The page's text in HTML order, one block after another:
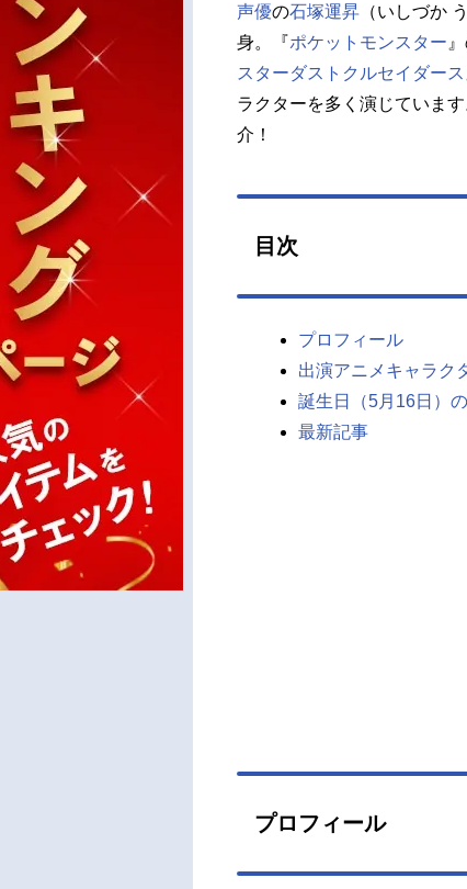
声優の石塚運昇 （いしづか
身。『ポケットモンスター
スターダストクルセイダース
ラクターを多く演じています
介！
目次
プロフィール
出演アニメキャラク
誕生日（5月16日）
最新記事
プロフィール